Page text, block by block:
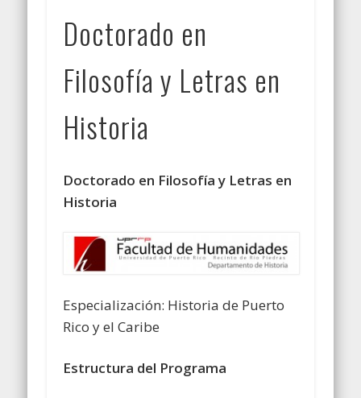
Doctorado en
Filosofía y Letras en
Historia
Doctorado en Filosofía y Letras en
Historia
Especialización: Historia de Puerto
Rico y el Caribe
Estructura del Programa